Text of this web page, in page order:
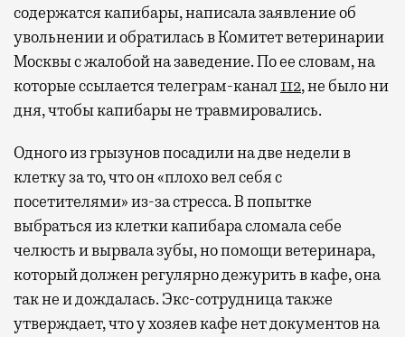
содержатся капибары, написала заявление об
увольнении и обратилась в Комитет ветеринарии
Москвы с жалобой на заведение. По ее словам, на
которые ссылается телеграм-канал112, не было ни
дня, чтобы капибары не травмировались.
Одного из грызунов посадили на две недели в
клетку за то, что он «плохо вел себя с
посетителями» из-за стресса. В попытке
выбраться из клетки капибара сломала себе
челюсть и вырвала зубы, но помощи ветеринара,
который должен регулярно дежурить в кафе, она
так не и дождалась. Экс-сотрудница также
утверждает, что у хозяев кафе нет документов на